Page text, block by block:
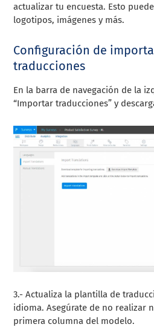
actualizar tu encuesta. Esto
logotipos, imágenes y más.
Configuración de
traducciones
En la barra de navegación de la
“Importar traducciones” y
3.- Actualiza la plantilla de
idioma. Asegúrate de no realizar
primera columna del modelo.